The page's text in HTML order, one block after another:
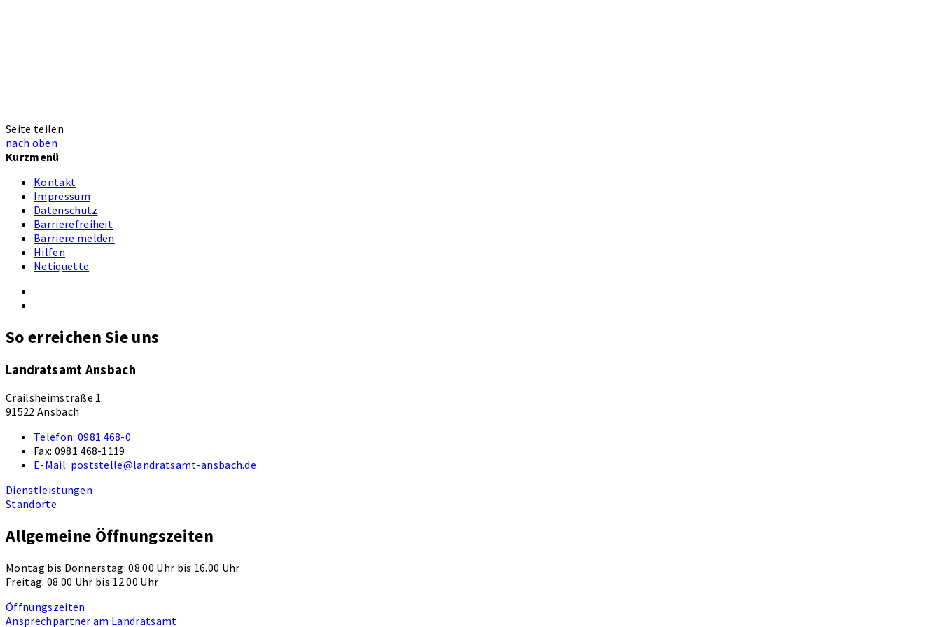
Seite teilen
nach oben
Kurzmenü
Kontakt
Impressum
Datenschutz
Barrierefreiheit
Barriere melden
Hilfen
Netiquette
So erreichen Sie uns
Landratsamt Ansbach
Crailsheimstraße 1
91522 Ansbach
Telefon: 0981 468-0
Fax: 0981 468-1119
E-Mail: poststelle@landratsamt-ansbach.de
Dienstleistungen
Standorte
Allgemeine Öffnungszeiten
Montag bis Donnerstag: 08.00 Uhr bis 16.00 Uhr
Freitag: 08.00 Uhr bis 12.00 Uhr
Öffnungszeiten
Ansprechpartner am Landratsamt